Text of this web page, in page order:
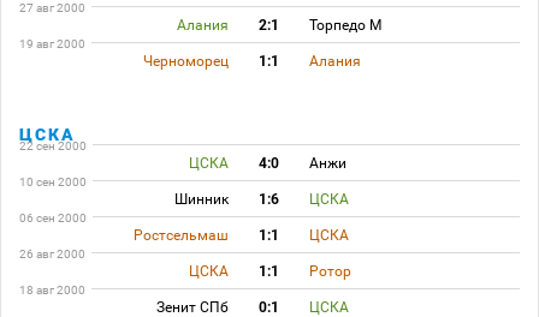
27 авг 2000
Алания 2:1 Торпедо М
19 авг 2000
Черноморец 1:1 Алания
ЦСКА
22 сен 2000
ЦСКА 4:0 Анжи
10 сен 2000
Шинник 1:6 ЦСКА
06 сен 2000
Ростсельмаш 1:1 ЦСКА
26 авг 2000
ЦСКА 1:1 Ротор
18 авг 2000
Зенит СПб 0:1 ЦСКА